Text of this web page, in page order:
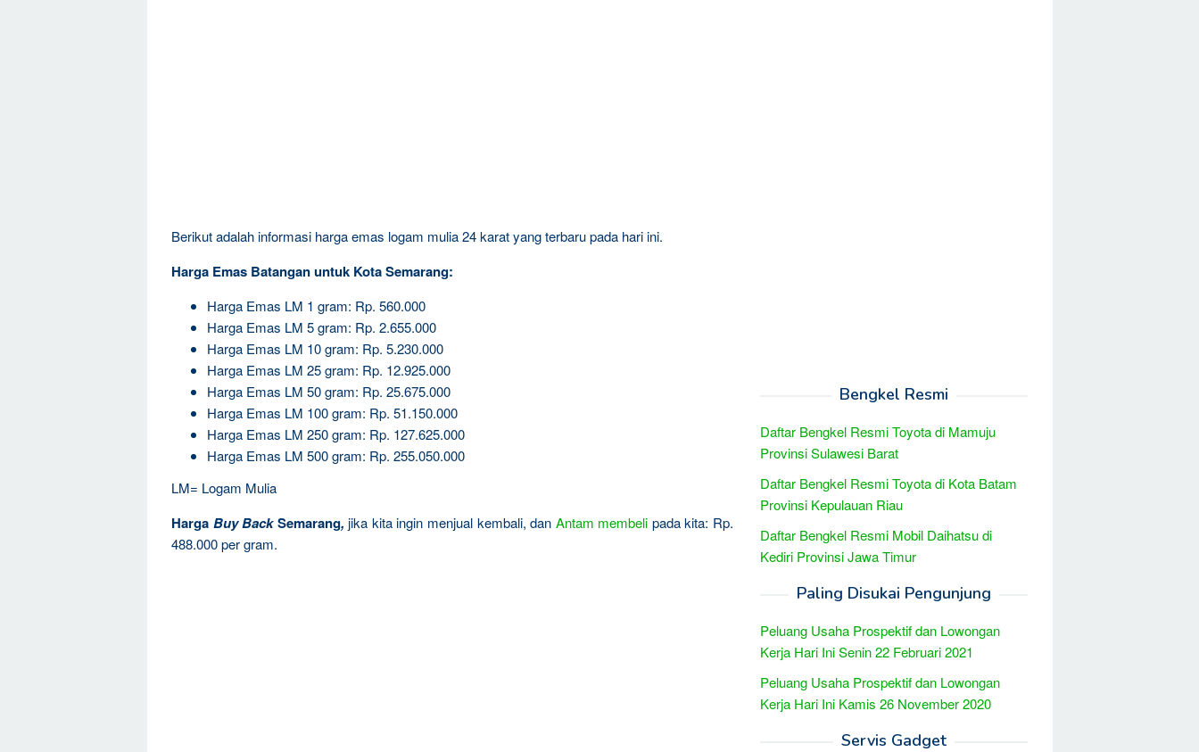
Berikut adalah informasi harga emas logam mulia 24 karat yang terbaru pada hari ini.
Harga Emas Batangan untuk Kota Semarang:
Harga Emas LM 1 gram: Rp. 560.000
Harga Emas LM 5 gram: Rp. 2.655.000
Harga Emas LM 10 gram: Rp. 5.230.000
Harga Emas LM 25 gram: Rp. 12.925.000
Harga Emas LM 50 gram: Rp. 25.675.000
Harga Emas LM 100 gram: Rp. 51.150.000
Harga Emas LM 250 gram: Rp. 127.625.000
Harga Emas LM 500 gram: Rp. 255.050.000
LM= Logam Mulia
Harga Buy BackSemarang,jika kita ingin menjual kembali, dan Antam membeli pada kita: Rp.
488.000 per gram.
Bengkel Resmi
Daftar Bengkel Resmi Toyota di Mamuju
Provinsi Sulawesi Barat
Daftar Bengkel Resmi Toyota di Kota Batam
Provinsi Kepulauan Riau
Daftar Bengkel Resmi Mobil Daihatsu di
Kediri Provinsi Jawa Timur
Paling Disukai Pengunjung
Peluang Usaha Prospektif dan Lowongan
Kerja Hari Ini Senin 22 Februari 2021
Peluang Usaha Prospektif dan Lowongan
Kerja Hari Ini Kamis 26 November 2020
Servis Gadget